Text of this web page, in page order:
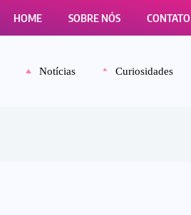
HOME SOBRE NÓS CONTATO
Notícias Curiosidades